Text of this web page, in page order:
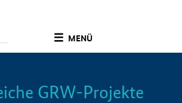
MENÜ
Info
GRW-Projekte